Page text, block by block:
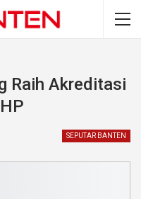
Raih Akreditasi
SEPUTAR BANTEN